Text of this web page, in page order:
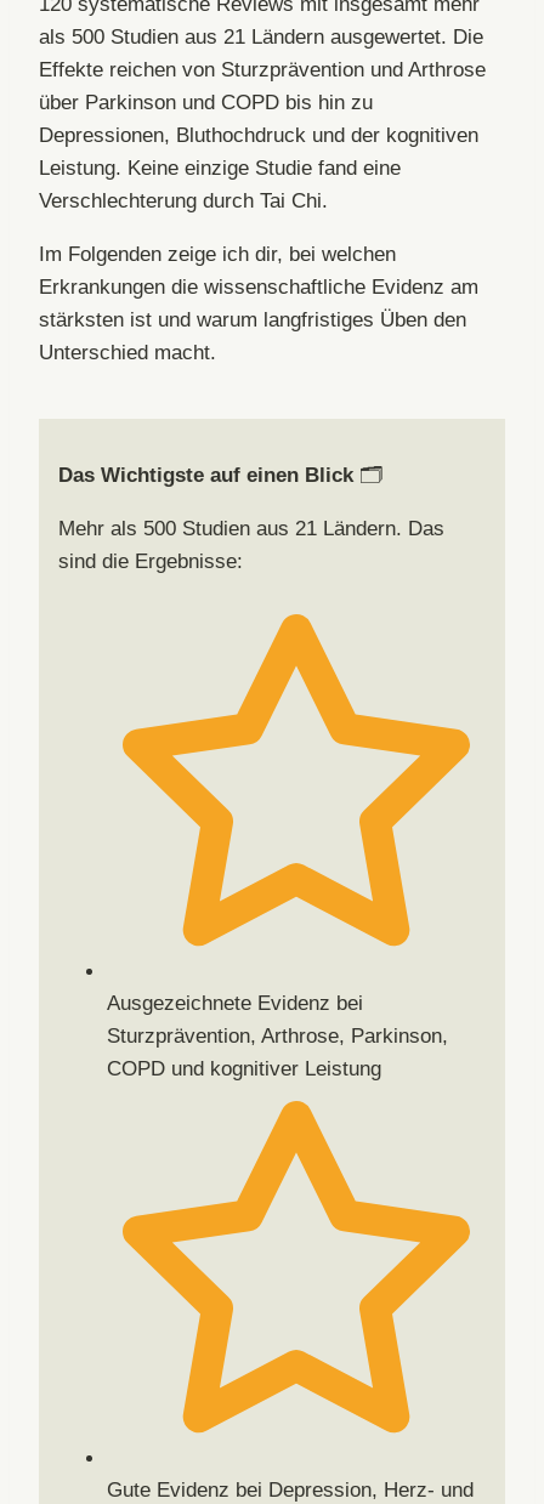
als 500 Studien aus 21 Ländern ausgewertet. Die
Effekte reichen von Sturzprävention und Arthrose
über Parkinson und COPD bis hin zu
Depressionen, Bluthochdruck und der kognitiven
Leistung. Keine einzige Studie fand eine
Verschlechterung durch Tai Chi.
Im Folgenden zeige ich dir, bei welchen
Erkrankungen die wissenschaftliche Evidenz am
stärksten ist und warum langfristiges Üben den
Unterschied macht.
Das Wichtigste auf einen Blick🗂️
Mehr als 500 Studien aus 21 Ländern. Das
sind die Ergebnisse:
Ausgezeichnete Evidenz bei
Sturzprävention, Arthrose, Parkinson,
COPD und kognitiver Leistung
Gute Evidenz bei Depression, Herz- und